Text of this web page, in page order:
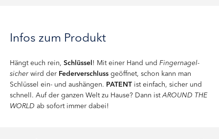
Infos zum Produkt
Hängt euch rein, Schlüssel ! Mit einer Hand und Fingernagel-
sicher wird der Federverschluss geöffnet, schon kann man
Schlüssel ein- und aushängen. PATENT ist einfach, sicher und
schnell. Auf der ganzen Welt zu Hause? Dann istAROUND THE
WORLD ab sofort immer dabei!